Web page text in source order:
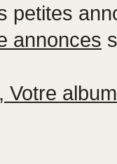
petites
annonces
Votre